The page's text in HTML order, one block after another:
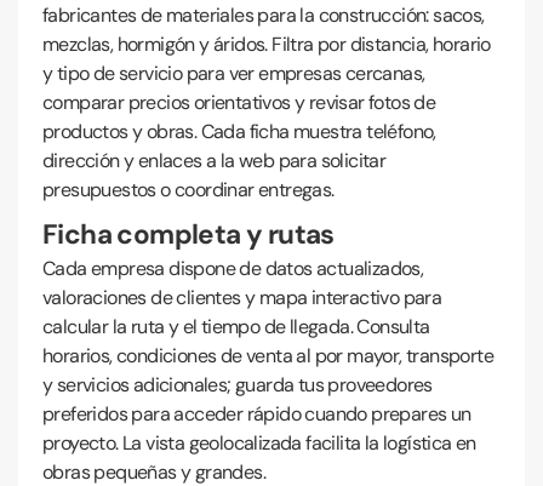
fabricantes de materiales para la construcción: sacos,
mezclas, hormigón y áridos. Filtra por distancia, horario
y tipo de servicio para ver empresas cercanas,
comparar precios orientativos y revisar fotos de
productos y obras. Cada ficha muestra teléfono,
dirección y enlaces a la web para solicitar
presupuestos o coordinar entregas.
Ficha completa y rutas
Cada empresa dispone de datos actualizados,
valoraciones de clientes y mapa interactivo para
calcular la ruta y el tiempo de llegada. Consulta
horarios, condiciones de venta al por mayor, transporte
y servicios adicionales; guarda tus proveedores
preferidos para acceder rápido cuando prepares un
proyecto. La vista geolocalizada facilita la logística en
obras pequeñas y grandes.